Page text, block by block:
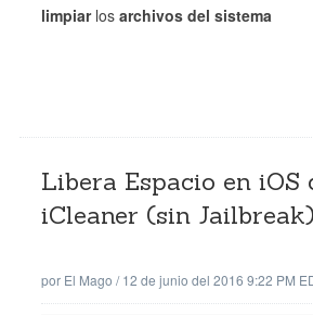
limpiar los archivos del sistema
Libera Espacio en iOS
iCleaner (sin Jailbreak)
por El Mago /12 de junio del 2016 9:22 PM